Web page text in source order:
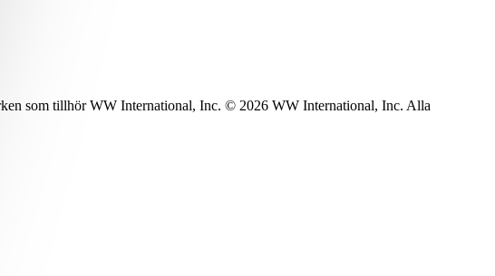
som tillhör WW International, Inc. © 2026 WW International, Inc. Alla